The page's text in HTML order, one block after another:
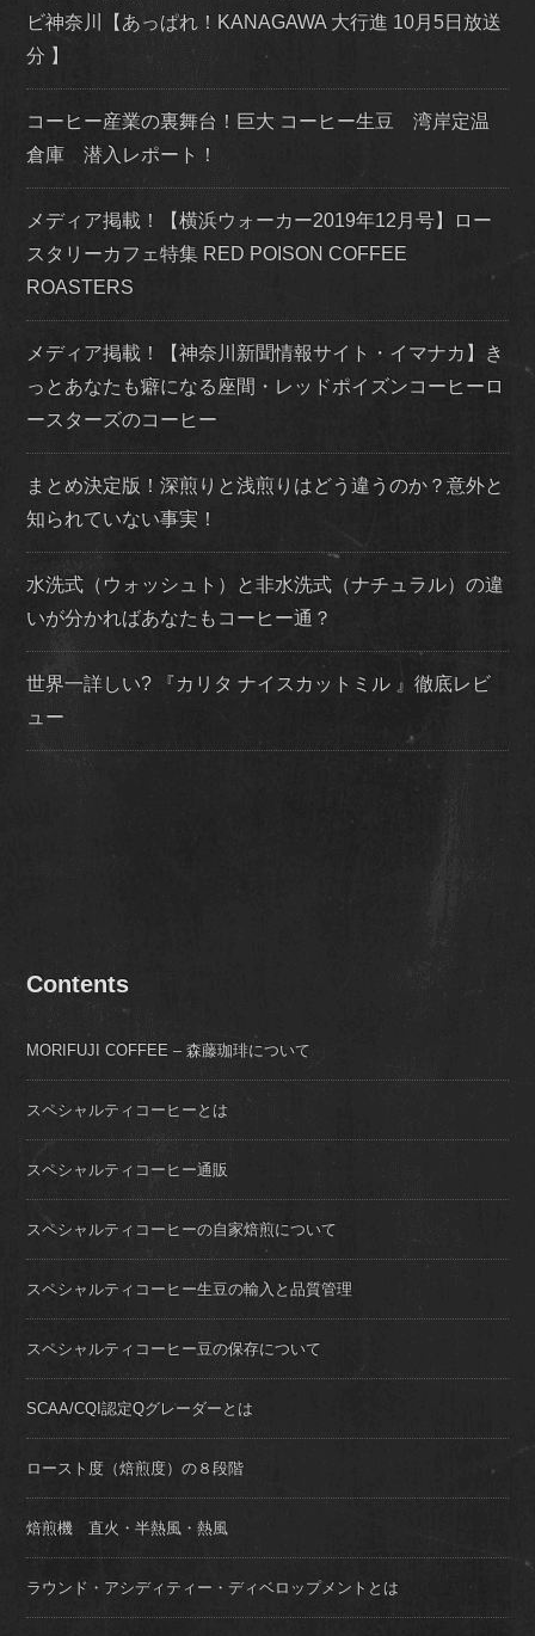
ビ神奈川【あっぱれ！KANAGAWA 大行進 10月5日放送
分 】
コーヒー産業の裏舞台！巨大 コーヒー生豆 湾岸定温
倉庫 潜入レポート！
メディア掲載！【横浜ウォーカー2019年12月号】ロー
スタリーカフェ特集 RED POISON COFFEE
ROASTERS
メディア掲載！【神奈川新聞情報サイト・イマナカ】き
っとあなたも癖になる座間・レッドポイズンコーヒーロ
ースターズのコーヒー
まとめ決定版！深煎りと浅煎りはどう違うのか？意外と
知られていない事実！
水洗式（ウォッシュト）と非水洗式（ナチュラル）の違
いが分かればあなたもコーヒー通？
世界一詳しい? 『カリタ ナイスカットミル 』徹底レビ
ュー
Contents
MORIFUJI COFFEE – 森藤珈琲について
スペシャルティコーヒーとは
スペシャルティコーヒー通販
スペシャルティコーヒーの自家焙煎について
スペシャルティコーヒー生豆の輸入と品質管理
スペシャルティコーヒー豆の保存について
SCAA/CQI認定Qグレーダーとは
ロースト度（焙煎度）の８段階
焙煎機 直火・半熱風・熱風
ラウンド・アシディティー・ディベロップメントとは